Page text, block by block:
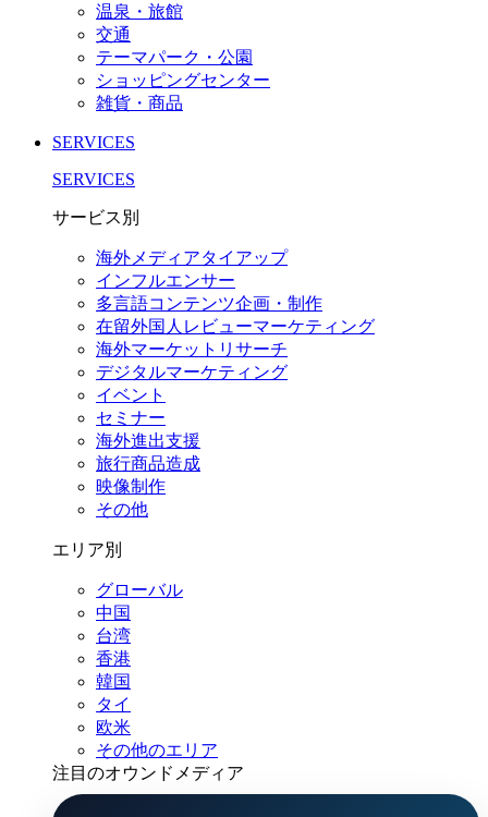
温泉・旅館
交通
テーマパーク・公園
ショッピングセンター
雑貨・商品
SERVICES
SERVICES
サービス別
海外メディアタイアップ
インフルエンサー
多言語コンテンツ企画・制作
在留外国⼈レビューマーケティング
海外マーケットリサーチ
デジタルマーケティング
イベント
セミナー
海外進出支援
旅行商品造成
映像制作
その他
エリア別
グローバル
中国
台湾
香港
韓国
タイ
欧米
その他のエリア
注目のオウンドメディア